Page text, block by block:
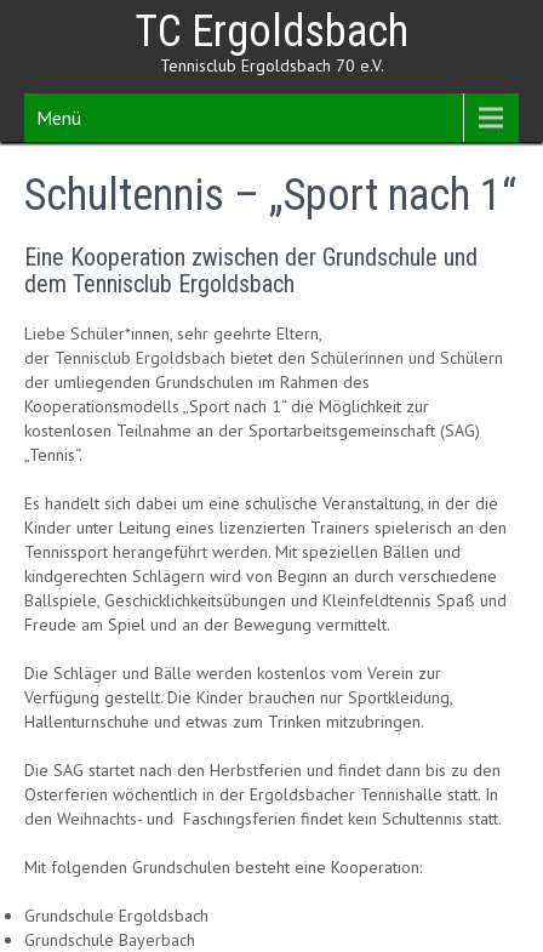
TC Ergoldsbach
Tennisclub Ergoldsbach 70 e.V.
Menü
Schultennis – „Sport nach 1“
Eine Kooperation zwischen der Grundschule und
dem Tennisclub Ergoldsbach
Liebe Schüler*innen, sehr geehrte Eltern,
der Tennisclub Ergoldsbach bietet den Schülerinnen und Schülern
der umliegenden Grundschulen im Rahmen des
Kooperationsmodells „Sport nach 1“ die Möglichkeit zur
kostenlosen Teilnahme an der Sportarbeitsgemeinschaft (SAG)
„Tennis“.
Es handelt sich dabei um eine schulische Veranstaltung, in der die
Kinder unter Leitung eines lizenzierten Trainers spielerisch an den
Tennissport herangeführt werden. Mit speziellen Bällen und
kindgerechten Schlägern wird von Beginn an durch verschiedene
Ballspiele, Geschicklichkeitsübungen und Kleinfeldtennis Spaß und
Freude am Spiel und an der Bewegung vermittelt.
Die Schläger und Bälle werden kostenlos vom Verein zur
Verfügung gestellt. Die Kinder brauchen nur Sportkleidung,
Hallenturnschuhe und etwas zum Trinken mitzubringen.
Die SAG startet nach den Herbstferien und findet dann bis zu den
Osterferien wöchentlich in der Ergoldsbacher Tennishalle statt. In
den Weihnachts- und Faschingsferien findet kein Schultennis statt.
Mit folgenden Grundschulen besteht eine Kooperation:
Grundschule Ergoldsbach
Grundschule Bayerbach